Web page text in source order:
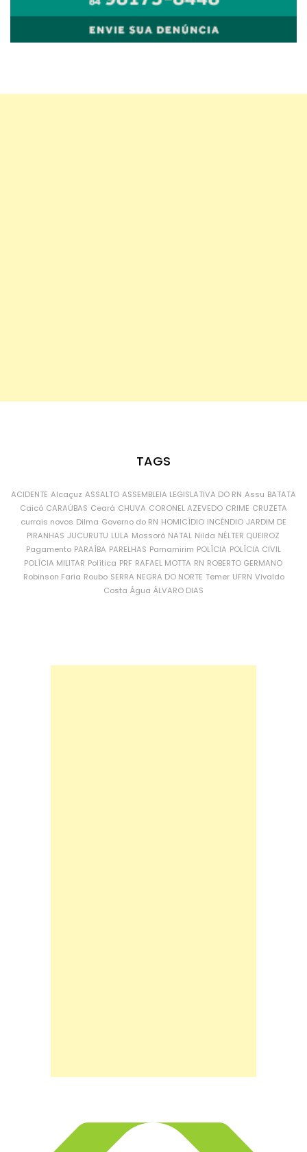
TAGS
ACIDENTE Alcaçuz ASSALTO ASSEMBLEIA LEGISLATIVA DO RN Assu BATATA
Caicó CARAÚBAS Ceará CHUVA CORONEL AZEVEDO CRIME CRUZETA
currais novos Dilma Governo do RN HOMICÍDIO INCÊNDIO JARDIM DE
PIRANHAS JUCURUTU LULA Mossoró NATAL Nilda NÉLTER QUEIROZ
Pagamento PARAÍBA PARELHAS Parnamirim POLÍCIA POLÍCIA CIVIL
POLÍCIA MILITAR Política PRF RAFAEL MOTTA RN ROBERTO GERMANO
Robinson Faria Roubo SERRA NEGRA DO NORTE Temer UFRN Vivaldo
Costa Água ÁLVARO DIAS